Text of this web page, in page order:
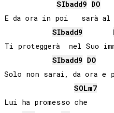
SIbadd9 DO
E da ora in poi   sarà al
SIbadd9
Ti proteggerà  nel Suo
SIbadd9 DO
Solo non sarai, da ora e
SOLm7
Lui ha promesso che